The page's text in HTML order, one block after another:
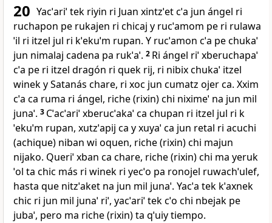
20 Yacˈariˈ tek riyin ri Juan xintzˈet cˈa jun ángel ri
ruchapon pe rukajen ri chicaj y rucˈamom pe ri rulawa
ˈil ri itzel jul ri kˈekuˈm rupan. Y rucˈamon cˈa pe chukaˈ
jun nimalaj cadena pa rukˈaˈ. 2 Ri ángel riˈ xberuchapaˈ
cˈa pe ri itzel dragón ri quek rij, ri nibix chukaˈ itzel
winek y Satanás chare, ri xoc jun cumatz ojer ca. Xxim
cˈa ca ruma ri ángel, riche (rixin) chi niximeˈ na jun mil
junaˈ. 3 Cˈacˈariˈ xberucˈakaˈ ca chupan ri itzel jul ri k
ˈekuˈm rupan, xutzˈapij ca y xuyaˈ ca jun retal ri acuchi
(achique) niban wi oquen, riche (rixin) chi majun
nijako. Queriˈ xban ca chare, riche (rixin) chi ma yeruk
ˈol ta chic más ri winek ri yecˈo pa ronojel ruwachˈulef,
hasta que nitzˈaket na jun mil junaˈ. Yacˈa tek kˈaxnek
chic ri jun mil junaˈ riˈ, yacˈariˈ tek cˈo chi nbejak pe
jubaˈ, pero ma riche (rixin) ta qˈuiy tiempo.